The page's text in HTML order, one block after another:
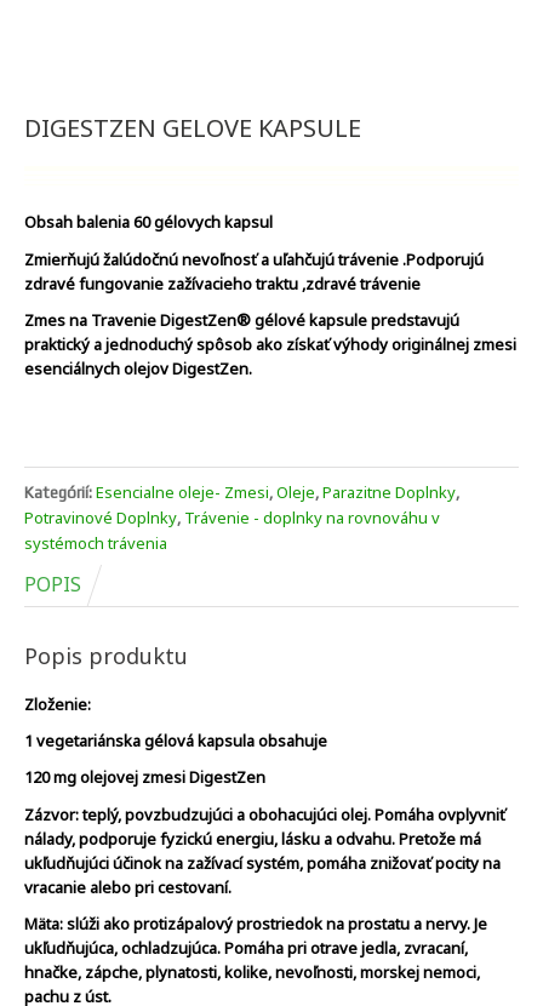
DIGESTZEN GELOVE KAPSULE
Obsah balenia 60 gélovych kapsul
Zmierňujú žalúdočnú nevoľnosť a uľahčujú trávenie .Podporujú
zdravé fungovanie zažívacieho traktu ,zdravé trávenie
Zmes na Travenie DigestZen® gélové kapsule predstavujú
praktický a jednoduchý spôsob ako získať výhody originálnej zmesi
esenciálnych olejov DigestZen.
Kategórií: Esencialne oleje- Zmesi, Oleje, Parazitne Doplnky,
Potravinové Doplnky, Trávenie - doplnky na rovnováhu v
systémoch trávenia
POPIS
Popis produktu
Zloženie:
1 vegetariánska gélová kapsula obsahuje
120 mg olejovej zmesi DigestZen
Zázvor: teplý, povzbudzujúci a obohacujúci olej. Pomáha ovplyvniť
nálady, podporuje fyzickú energiu, lásku a odvahu. Pretože má
ukľudňujúci účinok na zažívací systém, pomáha znižovať pocity na
vracanie alebo pri cestovaní.
Mäta: slúži ako protizápalový prostriedok na prostatu a nervy. Je
ukľudňujúca, ochladzujúca. Pomáha pri otrave jedla, zvracaní,
hnačke, zápche, plynatosti, kolike, nevoľnosti, morskej nemoci,
pachu z úst.